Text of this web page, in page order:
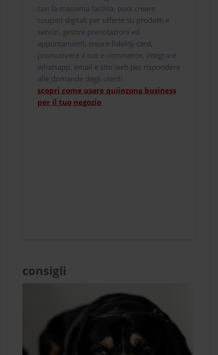
con la massima facilità, puoi creare
coupon digitali per offerte su prodotti e
servizi, gestire prenotazioni ed
appuntamenti, creare fidelity card,
promuovere il tuo e-commerce, integrare
whatsapp, email e sito web per rispondere
alle domande degli utenti.
scopri come usare quiinzona business
per il tuo negozio
consigli